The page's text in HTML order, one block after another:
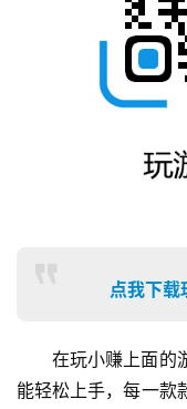
点我下载
在玩小赚上面的
能轻松上手，每一款